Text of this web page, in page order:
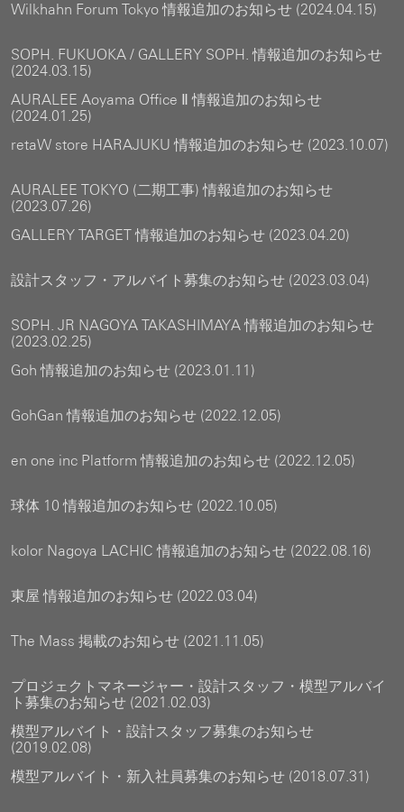
Wilkhahn Forum Tokyo 情報追加のお知らせ (2024.04.15)
SOPH. FUKUOKA / GALLERY SOPH. 情報追加のお知らせ
(2024.03.15)
AURALEE Aoyama Office Ⅱ 情報追加のお知らせ
(2024.01.25)
retaW store HARAJUKU 情報追加のお知らせ (2023.10.07)
AURALEE TOKYO (二期工事) 情報追加のお知らせ
(2023.07.26)
GALLERY TARGET 情報追加のお知らせ (2023.04.20)
設計スタッフ・アルバイト募集のお知らせ (2023.03.04)
SOPH. JR NAGOYA TAKASHIMAYA 情報追加のお知らせ
(2023.02.25)
Goh 情報追加のお知らせ (2023.01.11)
GohGan 情報追加のお知らせ (2022.12.05)
en one inc Platform 情報追加のお知らせ (2022.12.05)
球体 10 情報追加のお知らせ (2022.10.05)
kolor Nagoya LACHIC 情報追加のお知らせ (2022.08.16)
東屋 情報追加のお知らせ (2022.03.04)
The Mass 掲載のお知らせ (2021.11.05)
プロジェクトマネージャー・設計スタッフ・模型アルバイ
ト募集のお知らせ (2021.02.03)
模型アルバイト・設計スタッフ募集のお知らせ
(2019.02.08)
模型アルバイト・新入社員募集のお知らせ (2018.07.31)